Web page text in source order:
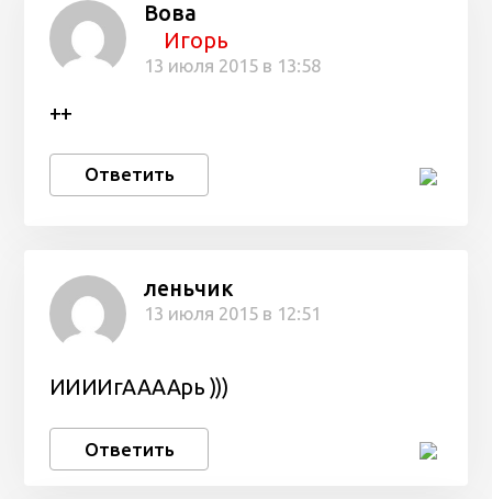
Вова
Игорь
13 июля 2015 в 13:58
++
Ответить
леньчик
13 июля 2015 в 12:51
ИИИИгААААрь )))
Ответить